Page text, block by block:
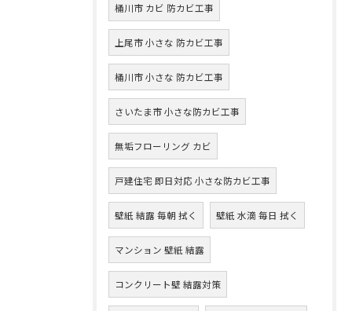
桶川市 カビ 防カビ工事
上尾市 小さな 防カビ工事
桶川市 小さな 防カビ工事
さいたま市 小さな防カビ工事
無垢フローリング カビ
戸建住宅 即日対応 小さな防カビ工事
壁紙 結露 毎朝 拭く 壁紙 水滴 毎日 拭く
マンション 壁紙 結露
コンクリート壁 結露対策